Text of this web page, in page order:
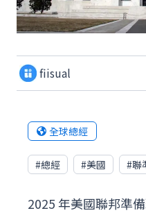
fiisual
全球總經
#總經 #美國 #聯
2025 年美國聯邦準